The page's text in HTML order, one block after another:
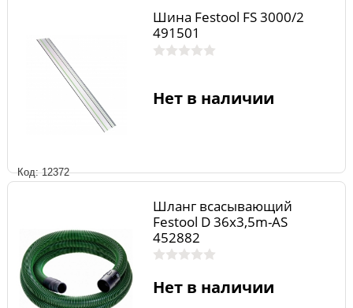
Код: 12372
Шина Festool FS 3000/2
491501
Нет в наличии
Шланг всасывающий
Festool D 36x3,5m-AS
452882
Нет в наличии